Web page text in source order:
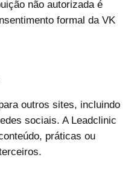
não autorizada é
formal da VK
outros sites, incluindo
sociais. A Leadclinic
práticas ou